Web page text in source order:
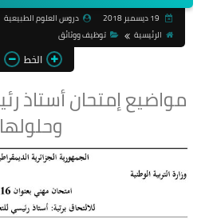
دروس العلوم الطبيعية
الرئيسية
توظيف ووثائق
الخط
وحلولها